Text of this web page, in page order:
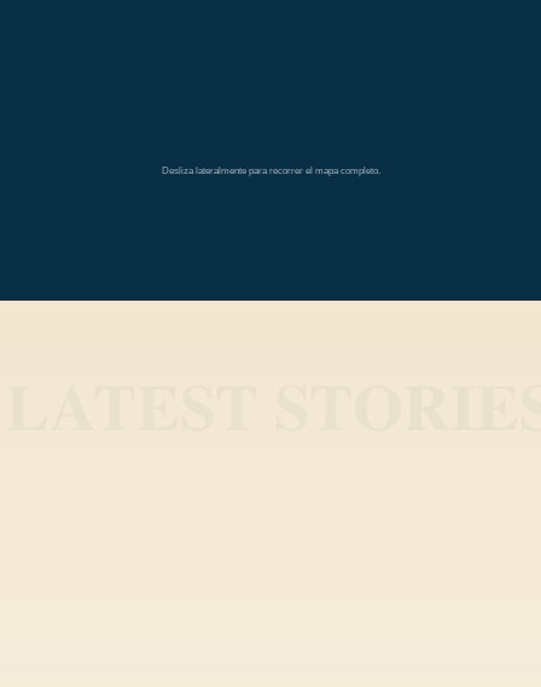
Desliza lateralmente para recorrer el mapa completo.